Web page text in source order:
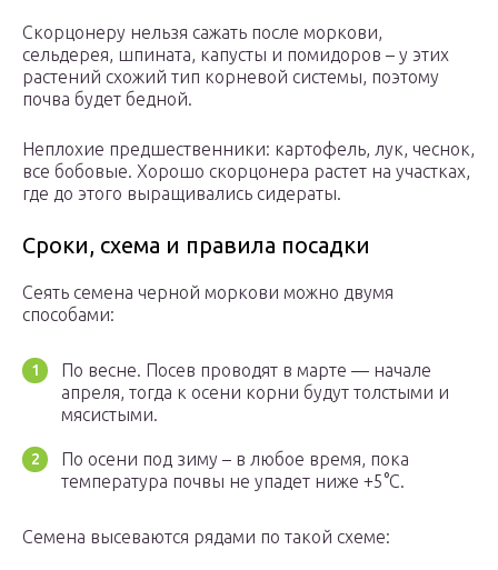
Скорцонеру нельзя сажать после моркови,
сельдерея, шпината, капусты и помидоров – у этих
растений схожий тип корневой системы, поэтому
почва будет бедной.
Неплохие предшественники: картофель, лук, чеснок,
все бобовые. Хорошо скорцонера растет на участках,
где до этого выращивались сидераты.
Сроки, схема и правила посадки
Сеять семена черной моркови можно двумя
способами:
По весне. Посев проводят в марте — начале
апреля, тогда к осени корни будут толстыми и
мясистыми.
По осени под зиму – в любое время, пока
температура почвы не упадет ниже +5°С.
Семена высеваются рядами по такой схеме: